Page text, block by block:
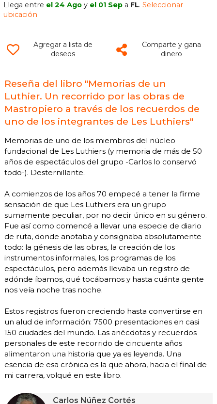
Llega entre el 24 Ago y el 01 Sep a FL.Seleccionar
ubicación
Agregar a lista de
deseos
Comparte y gana
dinero
Reseña del libro "Memorias de un
Luthier. Un recorrido por las obras de
Mastropiero a través de los recuerdos de
uno de los integrantes de Les Luthiers"
Memorias de uno de los miembros del núcleo
fundacional de Les Luthiers (y memoria de más de 50
años de espectáculos del grupo -Carlos lo conservó
todo-). Desternillante.
A comienzos de los años 70 empecé a tener la firme
sensación de que Les Luthiers era un grupo
sumamente peculiar, por no decir único en su género.
Fue así como comencé a llevar una especie de diario
de ruta, donde anotaba y consignaba absolutamente
todo: la génesis de las obras, la creación de los
instrumentos informales, los programas de los
espectáculos, pero además llevaba un registro de
adónde íba­mos, qué tocábamos y hasta cuánta gente
nos veía noche tras noche.
Estos registros fueron creciendo hasta convertirse en
un alud de in­formación: 7500 presentaciones en casi
150 ciudades del mundo. Las anécdotas y recuerdos
personales de este recorrido de cincuenta años
alimentaron una historia que ya es leyenda. Una
esencia de esa cró­nica es la que ahora, hacia el final de
mi carrera, volqué en este libro.
Carlos Núñez Cortés